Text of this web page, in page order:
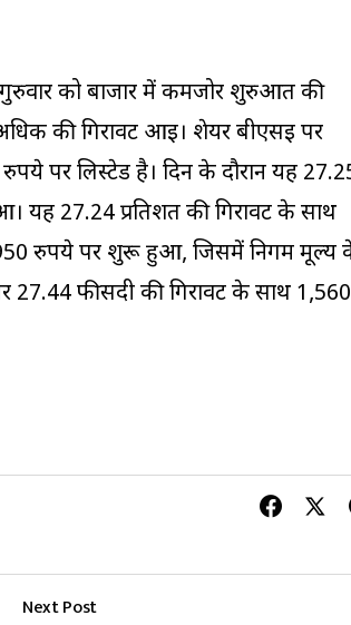
को बाजार में कमजोर शुरुआत की
की गिरावट आई। शेयर बीएसई पर
पर लिस्टेड है। दिन के दौरान यह
यह 27.24 प्रतिशत की गिरावट के साथ
रुपये पर शुरू हुआ, जिसमें निर्गम मूल्य
27.44 फीसदी की गिरावट के साथ 1,560
Next Post